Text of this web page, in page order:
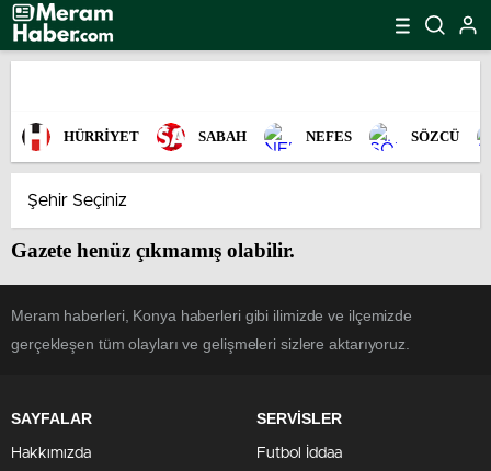
HÜRRİYET SABAH NEFES SÖZCÜ
Gazete henüz çıkmamış olabilir.
Meram haberleri, Konya haberleri gibi ilimizde ve ilçemizde
gerçekleşen tüm olayları ve gelişmeleri sizlere aktarıyoruz.
SAYFALAR
Hakkımızda
SERVİSLER
Futbol İddaa